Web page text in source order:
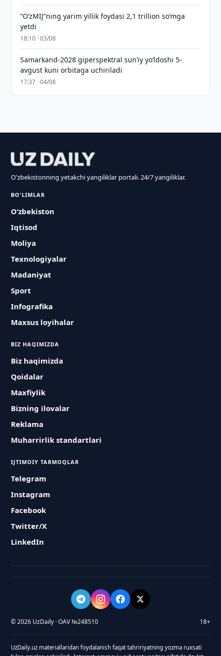
“O‘zMIJ”ning yarim yillik foydasi 2,1 trillion so‘mga
yetdi
18:10 · 03/08
Samarkand-2028 giperspektral sun’iy yo‘ldoshi 5-
avgust kuni orbitaga uchiriladi
17:37 · 04/08
O'zbekistonning yetakchi yangiliklar portali. 24/7 yangiliklar.
BO'LIMLAR
O‘zbekiston
Iqtisod
Moliya
Texnologiyalar
Madaniyat
Sport
Infografika
Maxsus loyihalar
BIZ HAQIMIZDA
Biz haqimizda
Qoidalar
Maxfiylik
Bizning ilovalar
Reklama
Muharrirlik standartlari
IJTIMOIY TARMOQLAR
Telegram
Instagram
Facebook
Twitter/X
LinkedIn
© 2026 UzDaily · OAV №248510 18+
UzDaily.uz materiallaridan foydalanish faqat tahririyatning yozma ruxsati